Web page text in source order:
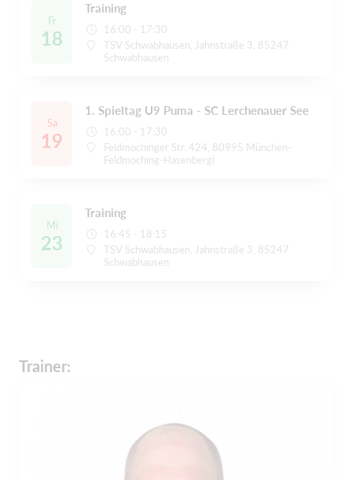
Fr
18
Training
16:00 - 17:30
TSV Schwabhausen, Jahnstraße 3, 85247
Schwabhausen
Sa
19
1. Spieltag U9 Puma - SC Lerchenauer See
16:00 - 17:30
Feldmochinger Str. 424, 80995 München-
Feldmoching-Hasenbergl
Mi
23
Training
16:45 - 18:15
TSV Schwabhausen, Jahnstraße 3, 85247
Schwabhausen
Trainer: